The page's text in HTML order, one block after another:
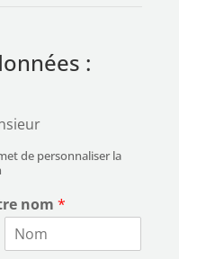
:
de personnaliser la
nom *